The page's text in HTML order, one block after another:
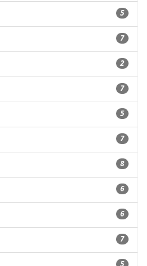
5
7
2
7
5
7
8
6
6
7
5